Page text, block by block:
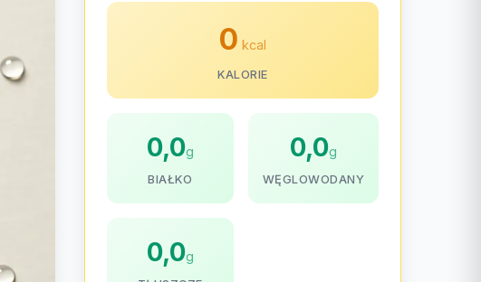
0 kcal
KALORIE
0,0g
BIAŁKO
0,0g
WĘGLOWODANY
0,0g